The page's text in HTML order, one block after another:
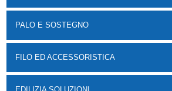
PALO E SOSTEGNO
FILO ED ACCESSORISTICA
EDILIZIA SOLUZIONI